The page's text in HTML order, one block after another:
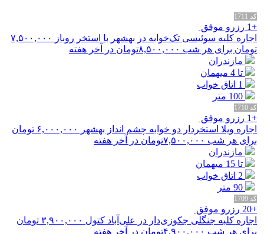
کد 1711
+1 رزرو موفق
اجاره کلبه سوئیسی تک‌خوابه در بهشهر با استخر روباز
۷,۵۰۰,۰۰۰
تومان برای هر شب ۸,۵۰۰,۰۰۰تومان در آخر هفته
مازندران
تا 4 میهمان
1 اتاق خواب
100 متر
کد 1710
+1 رزرو موفق
اجاره ویلا استخردار دو خوابه چشم انداز بهشهر
۶,۰۰۰,۰۰۰ تومان
برای هر شب ۷,۵۰۰,۰۰۰تومان در آخر هفته
مازندران
تا 15 میهمان
2 اتاق خواب
90 متر
کد 1709
+20 رزرو موفق
اجاره کلبه جنگلی جکوزی‌دار در علی‌آباد کتول ۳,۹۰۰,۰۰۰ تومان
برای هر شب ۴,۹۰۰,۰۰۰تومان در آخر هفته